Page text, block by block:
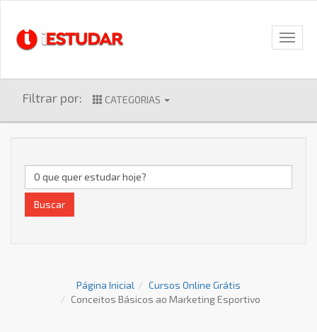
Filtrar por: CATEGORIAS
Buscar
Página Inicial
Cursos Online Grátis
Conceitos Básicos ao Marketing Esportivo